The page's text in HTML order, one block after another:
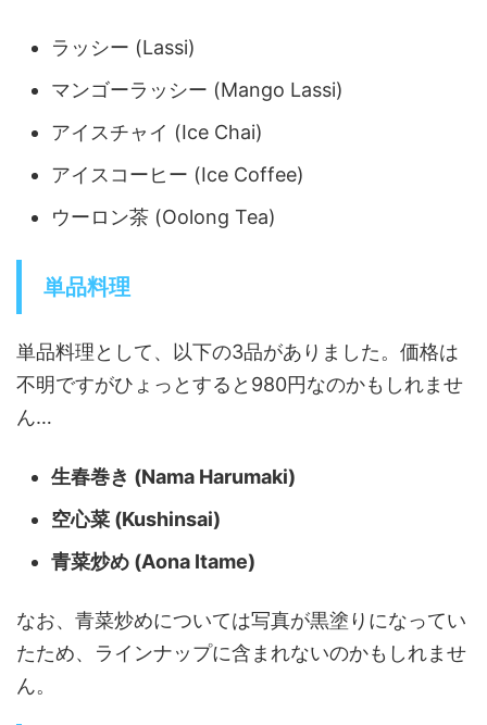
ラッシー (Lassi)
マンゴーラッシー (Mango Lassi)
アイスチャイ (Ice Chai)
アイスコーヒー (Ice Coffee)
ウーロン茶 (Oolong Tea)
単品料理
単品料理として、以下の3品がありました。価格は
不明ですがひょっとすると980円なのかもしれませ
ん…
生春巻き (Nama Harumaki)
空心菜 (Kushinsai)
青菜炒め (Aona Itame)
なお、青菜炒めについては写真が黒塗りになってい
たため、ラインナップに含まれないのかもしれませ
ん。